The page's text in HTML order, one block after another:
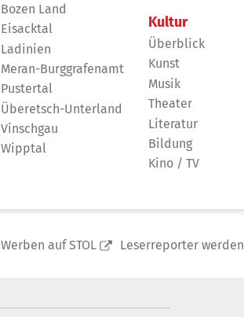
Bozen Land
Eisacktal
Ladinien
Meran-Burggrafenamt
Pustertal
Überetsch-Unterland
Vinschgau
Wipptal
Kultur
Überblick
Kunst
Musik
Theater
Literatur
Bildung
Kino / TV
Werben auf STOL Leserreporter werden